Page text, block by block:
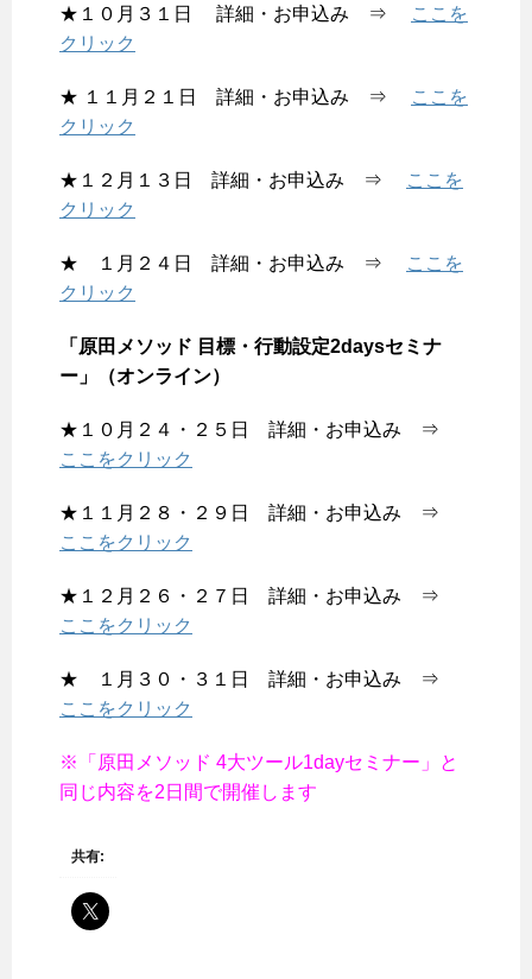
★１０月３１日 詳細・お申込み ⇒
ここを
クリック
★ １１月２１日 詳細・お申込み ⇒
ここを
クリック
★１２月１３日 詳細・お申込み ⇒
ここを
クリック
★ １月２４日 詳細・お申込み ⇒
ここを
クリック
「原田メソッド 目標・行動設定2daysセミナ
ー」（オンライン）
★１０月２４・２５日 詳細・お申込み ⇒
ここをクリック
★１１月２８・２９日 詳細・お申込み ⇒
ここをクリック
★１２月２６・２７日 詳細・お申込み ⇒
ここをクリック
★ １月３０・３１日 詳細・お申込み ⇒
ここをクリック
※「原田メソッド 4大ツール1dayセミナー」と
同じ内容を2日間で開催します
共有: